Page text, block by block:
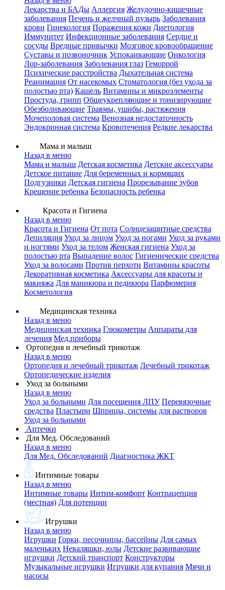
Лекарства и БАДы Аллергия Желудочно-кишечные
заболевания Печень и желчный пузырь Заболевания
крови Гинекология Поражения кожи Диетология
Иммунитет Инфекционные заболевания Сердце и
сосуды Вредные привычки Мозговое кровообращение
Суставы и позвоночник Успокаивающие Онкология
Лор-заболевания Заболевания глаз Геморрой
Психические расстройства Дыхательная система
Реанимация От насекомых Стоматология (без ухода за
полостью рта) Кашель Витамины и микроэлементы
Простуда, грипп Общеукрепляющие и тонизирующие
Обезболивающие Травмы, ушибы, растяжения
Мочеполовая система Венозная недостаточность
Эндокринная система Кровотечения Редкие лекарства
Мама и малыш
Назад в меню
Мама и малыш Детская косметика Детские аксессуары
Детское питание Для беременных и кормящих
Подгузники Детская гигиена Прорезывание зубов
Крещение ребенка Безопасность ребенка
Красота и Гигиена
Назад в меню
Красота и Гигиена От пота Солнцезащитные средства
Депиляция Уход за лицом Уход за ногами Уход за руками
и ногтями Уход за телом Женская гигиена Уход за
полостью рта Выпадение волос Гигиенические средства
Уход за волосами Против перхоти Витамины красоты
Декоративная косметика Аксессуары для красоты и
макияжа Для маникюра и педикюра Парфюмерия
Косметология
Медицинская техника
Назад в меню
Медицинская техника Глюкометры Аппараты для
лечения Мед.приборы
Ортопедия и лечебный трикотаж
Назад в меню
Ортопедия и лечебный трикотаж Лечебный трикотаж
Ортопедические изделия
Уход за больными
Назад в меню
Уход за больными Для посещения ЛПУ Перевязочные
средства Пластыри Шприцы, системы для растворов
Уход за больными
Аптечки
Для Мед. Обследований
Назад в меню
Для Мед. Обследований Диагностика ЖКТ
Интимные товары
Назад в меню
Интимные товары Интим-комфорт Контрацепция
(местная) Для потенции
Игрушки
Назад в меню
Игрушки Горки, песочницы, бассейны Для самых
маленьких Неваляшки, юлы Детские развивающие
игрушки Детский транспорт Конструкторы
Музыкальные игрушки Игрушки для купания Мячи и
насосы